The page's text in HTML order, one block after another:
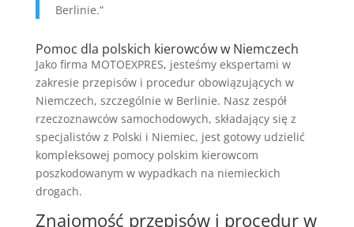
Berlinie.”
Pomoc dla polskich kierowców w Niemczech
Jako firma MOTOEXPRES, jesteśmy ekspertami w
zakresie przepisów i procedur obowiązujących w
Niemczech, szczególnie w Berlinie. Nasz zespół
rzeczoznawców samochodowych, składający się z
specjalistów z Polski i Niemiec, jest gotowy udzielić
kompleksowej pomocy polskim kierowcom
poszkodowanym w wypadkach na niemieckich
drogach.
Znajomość przepisów i procedur w